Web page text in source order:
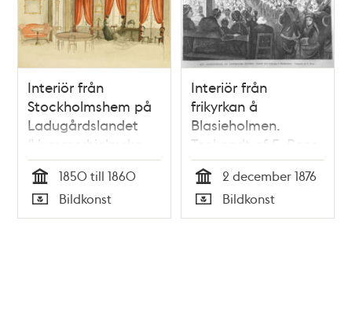
Interiör från
Stockholmshem på
Ladugårdslandet
(Hummerhielmska
hemmet vid
Ladugårdslandstorg)
Tid
1850 till 1860
Typ
Bildkonst
Interiör från
frikyrkan å
Blasieholmen.
Tecknadt af E. Beer.
Tid
2 december 1876
Typ
Bildkonst